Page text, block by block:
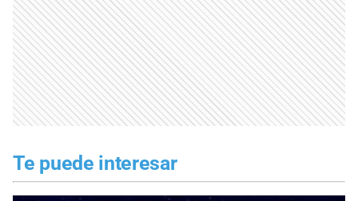
Te puede interesar